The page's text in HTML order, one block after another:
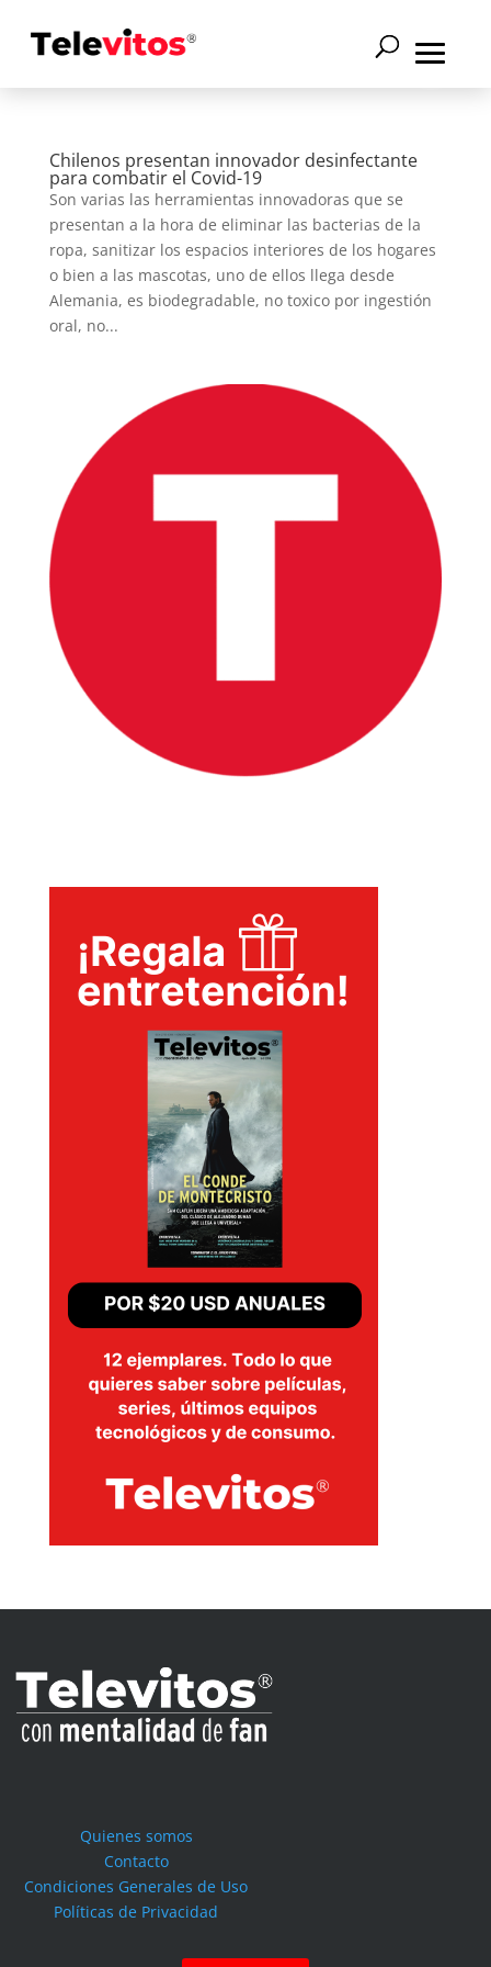
INICIO
PELICULAS
TECNOVITOS
EVENTOS
Chilenos presentan innovador desinfectante
para combatir el Covid-19
Son varias las herramientas innovadoras que se
presentan a la hora de eliminar las bacterias de la
ropa, sanitizar los espacios interiores de los hogares
o bien a las mascotas, uno de ellos llega desde
Alemania, es biodegradable, no toxico por ingestión
oral, no...
Quienes somos
Contacto
Condiciones Generales de Uso
Políticas de Privacidad